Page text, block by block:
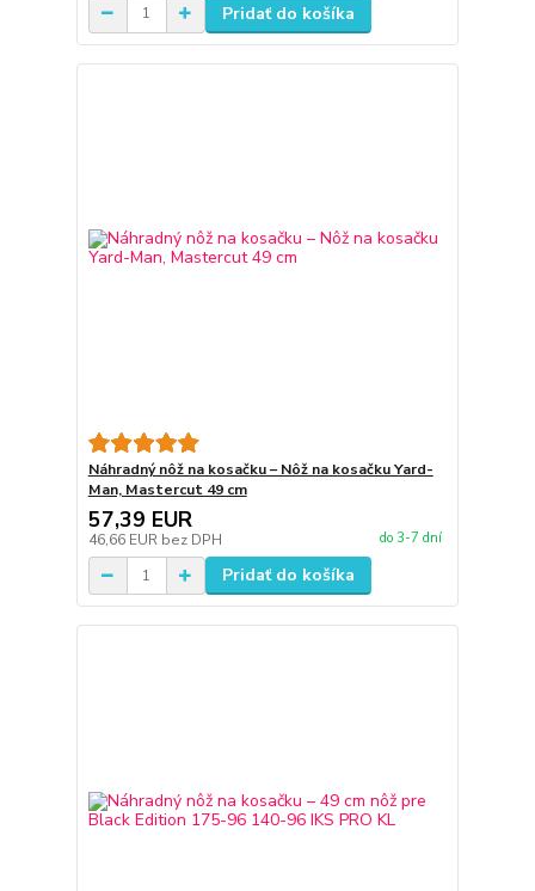
Pridať do košíka
Náhradný nôž na kosačku – Nôž na kosačku Yard-
Man, Mastercut 49 cm
57,39 EUR
46,66 EUR bez DPH do 3-7 dní
Pridať do košíka